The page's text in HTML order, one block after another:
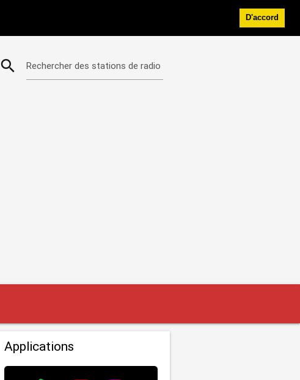
D'accord
search Rechercher des stations de radio
Applications